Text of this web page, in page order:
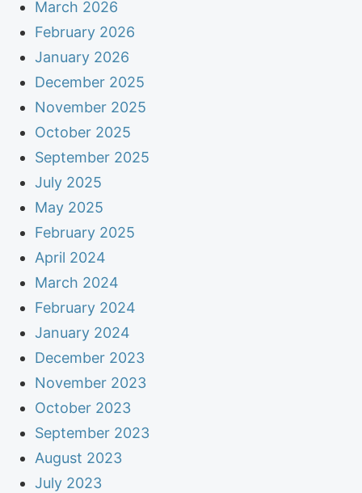
March 2026
February 2026
January 2026
December 2025
November 2025
October 2025
September 2025
July 2025
May 2025
February 2025
April 2024
March 2024
February 2024
January 2024
December 2023
November 2023
October 2023
September 2023
August 2023
July 2023